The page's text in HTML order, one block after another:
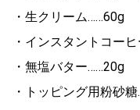
・生クリーム……60g
・インスタントコー
・無塩バター……20g
・トッピング用粉砂